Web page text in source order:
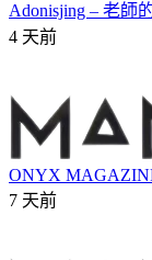
Adonisjing – 老師
4 天前
ONYX
7 天前